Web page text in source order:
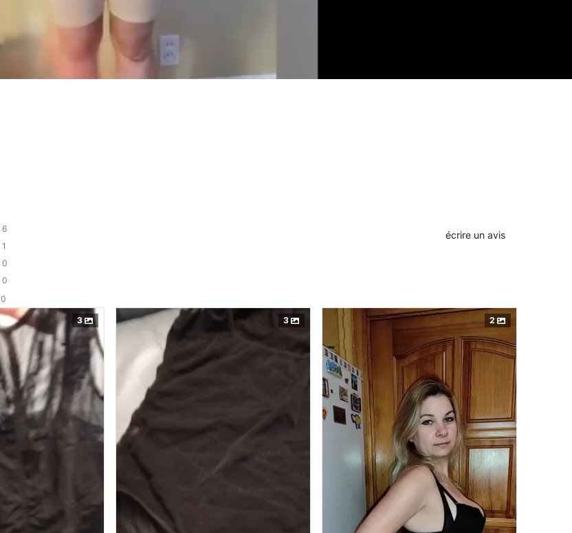
6
1
0
0
0
écrire un avis
3 3 2